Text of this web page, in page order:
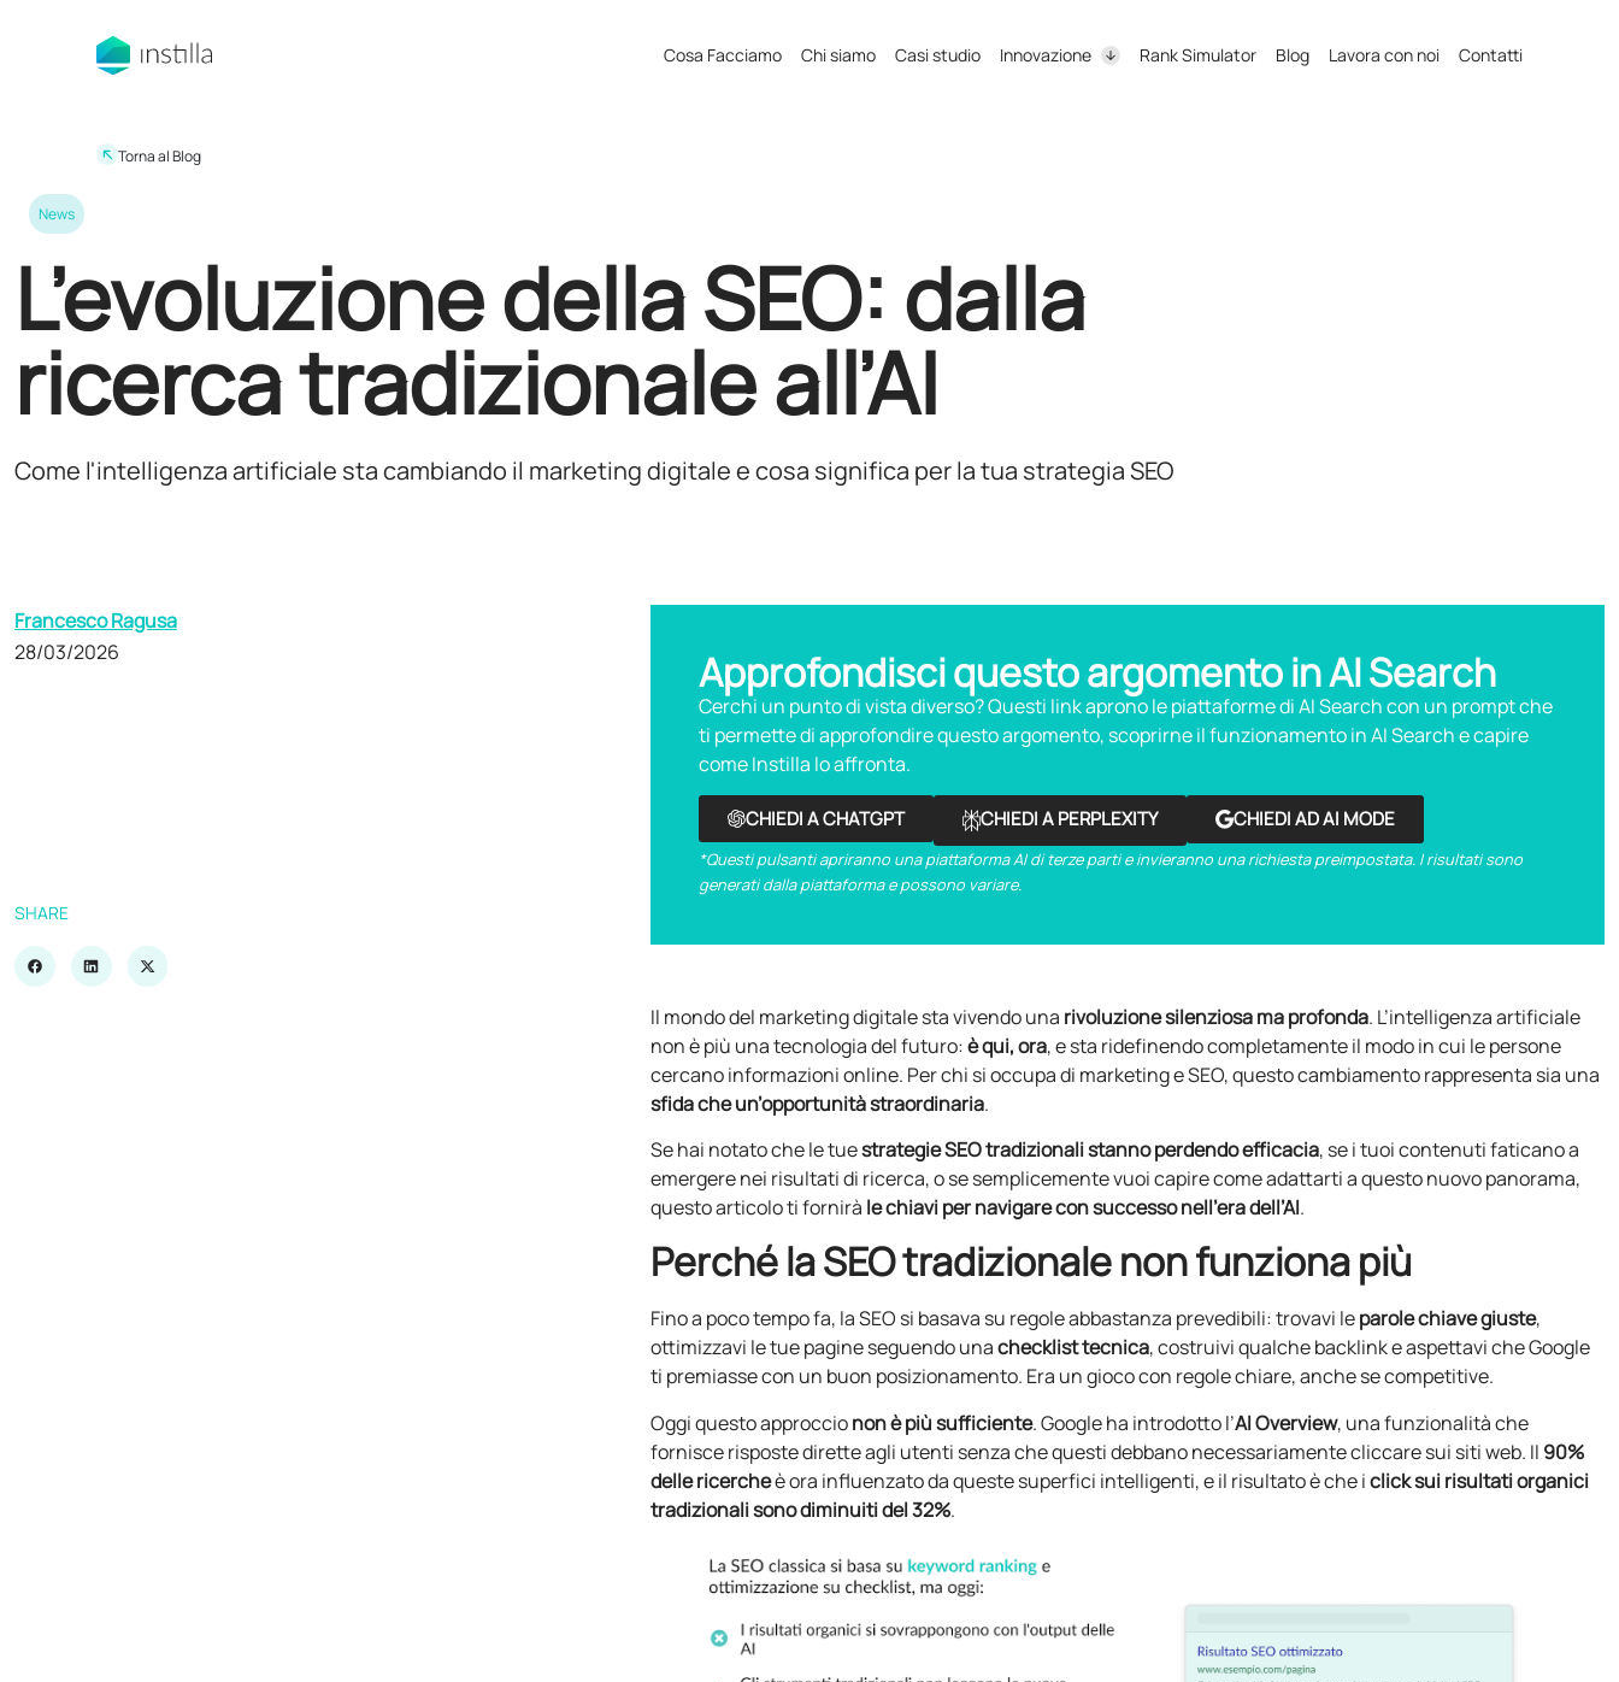
Cosa Facciamo Chi siamo Casi studio Innovazione Rank Simulator Blog Lavora con noi Contatti
Torna al Blog
News
L’evoluzione della SEO: dalla
ricerca tradizionale all’AI
Come l'intelligenza artificiale sta cambiando il marketing digitale e cosa significa per la tua strategia SEO
Francesco Ragusa
28/03/2026
SHARE
Approfondisci questo argomento in AI Search
Cerchi un punto di vista diverso? Questi link aprono le piattaforme di AI Search con un prompt che
ti permette di approfondire questo argomento, scoprirne il funzionamento in AI Search e capire
come Instilla lo affronta.
CHIEDI A CHATGPT CHIEDI A PERPLEXITY CHIEDI AD AI MODE
*Questi pulsanti apriranno una piattaforma AI di terze parti e invieranno una richiesta preimpostata. I risultati sono
generati dalla piattaforma e possono variare.
Il mondo del marketing digitale sta vivendo una rivoluzione silenziosa ma profonda. L’intelligenza artificiale
non è più una tecnologia del futuro:è qui, ora, e sta ridefinendo completamente il modo in cui le persone
cercano informazioni online. Per chi si occupa di marketing e SEO, questo cambiamento rappresenta sia una
sfida che un’opportunità straordinaria.
Se hai notato che le tuestrategie SEO tradizionali stanno perdendo efficacia, se i tuoi contenuti faticano a
emergere nei risultati di ricerca, o se semplicemente vuoi capire come adattarti a questo nuovo panorama,
questo articolo ti fornirà le chiavi per navigare con successo nell’era dell’AI.
Perché la SEO tradizionale non funziona più
Fino a poco tempo fa, la SEO si basava su regole abbastanza prevedibili: trovavi leparole chiave giuste,
ottimizzavi le tue pagine seguendo unachecklist tecnica, costruivi qualche backlink e aspettavi che Google
ti premiasse con un buon posizionamento. Era un gioco con regole chiare, anche se competitive.
Oggi questo approccionon è più sufficiente. Google ha introdotto l’AI Overview, una funzionalità che
fornisce risposte dirette agli utenti senza che questi debbano necessariamente cliccare sui siti web. Il 90%
delle ricercheè ora influenzato da queste superfici intelligenti, e il risultato è che iclick sui risultati organici
tradizionali sono diminuiti del 32%.